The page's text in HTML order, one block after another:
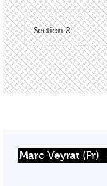
Section 2
Marc Veyrat (Fr)